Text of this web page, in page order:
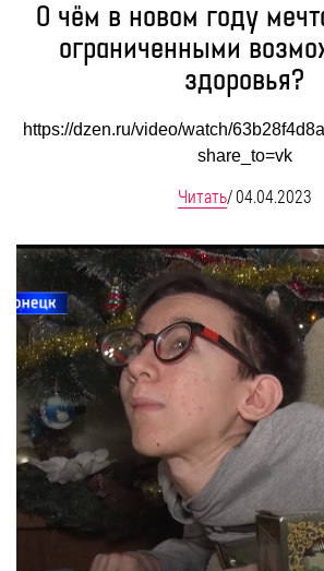
О чём в новом году
ограниченными
здоровья?
https://dzen.ru/video/watch/
share_to=vk
Читать/04.04.2023